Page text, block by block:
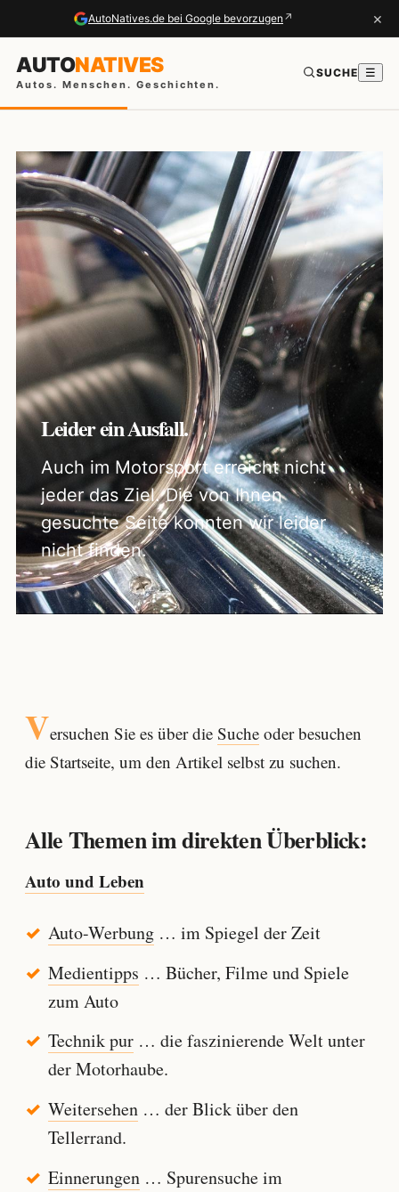
AutoNatives.de bei Google bevorzugen ↗ ×
AUTONATIVES
Autos. Menschen. Geschichten.
SUCHE ☰
Leider ein Ausfall.
Auch im Motorsport erreicht nicht
jeder das Ziel. Die von Ihnen
gesuchte Seite konnten wir leider
nicht finden.
Versuchen Sie es über die Sucheoder besuchen
die Startseite, um den Artikel selbst zu suchen.
Alle Themen im direkten Überblick:
Auto und Leben
Auto-Werbung… im Spiegel der Zeit
Medientipps … Bücher, Filme und Spiele
zum Auto
Technik pur… die faszinierende Welt unter
der Motorhaube.
Weitersehen… der Blick über den
Tellerrand.
Einnerungen… Spurensuche im